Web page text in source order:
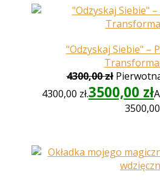
"Odzyskaj Siebie" –
4300,00zł
4300,00 zł.3500,00 zł
3500,00